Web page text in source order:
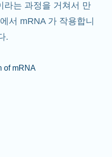
라는 과정을 거쳐서 만
서 mRNA 가 작용합니
.